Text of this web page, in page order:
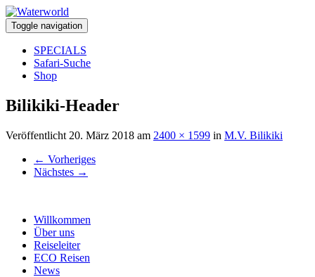
Toggle navigation
SPECIALS
Safari-Suche
Shop
Bilikiki-Header
Veröffentlicht 20. März 2018 am 2400 × 1599 in M.V. Bilikiki
← Vorheriges
Nächstes →
Willkommen
Über uns
Reiseleiter
ECO Reisen
News